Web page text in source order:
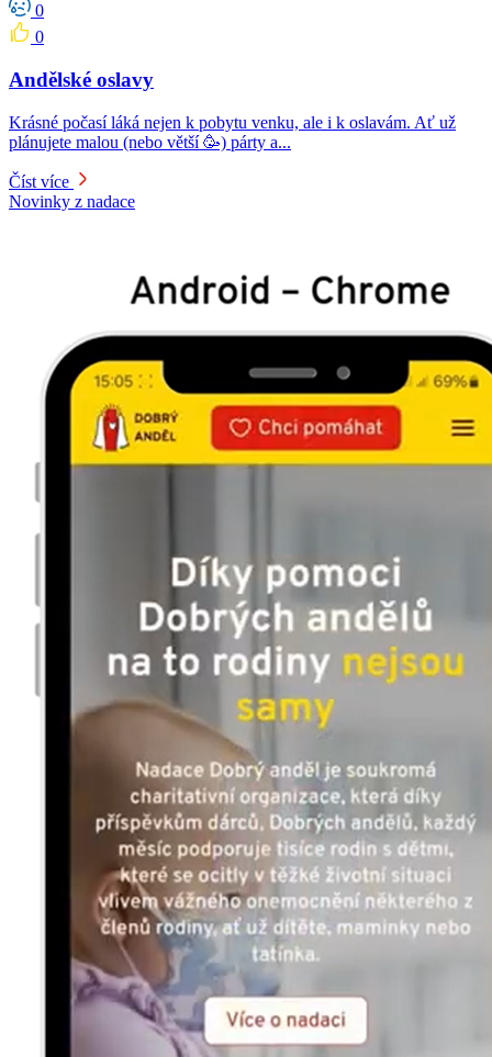
0
0
Andělské oslavy
Krásné počasí láká nejen k pobytu venku, ale i k oslavám. Ať už
plánujete malou (nebo větší 🥳) párty a...
Číst více
Novinky z nadace